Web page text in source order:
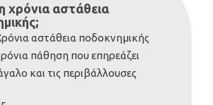
η χρόνια αστάθεια
Χρόνια αστάθεια ποδοκνημικής
πάθηση που επηρεάζει
και τις περιβάλλουσες